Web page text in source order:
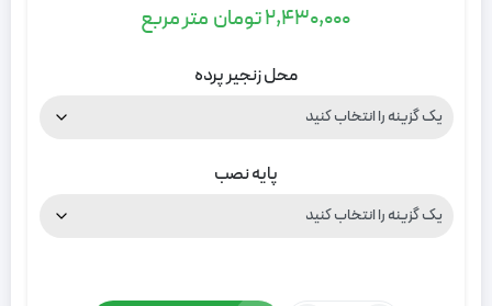
2,430,000تومان متر مربع
محل زنجیر پرده
پایه نصب